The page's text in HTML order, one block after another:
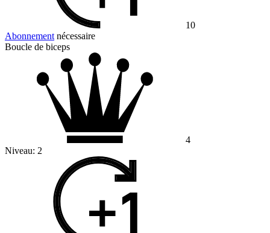
10
Abonnement nécessaire
Boucle de biceps
4
Niveau: 2